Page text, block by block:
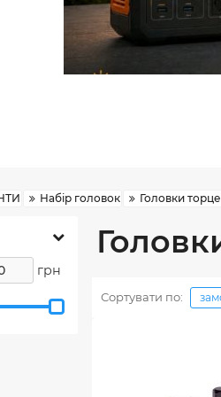
Набір головок Головки
грн
Сортувати по: